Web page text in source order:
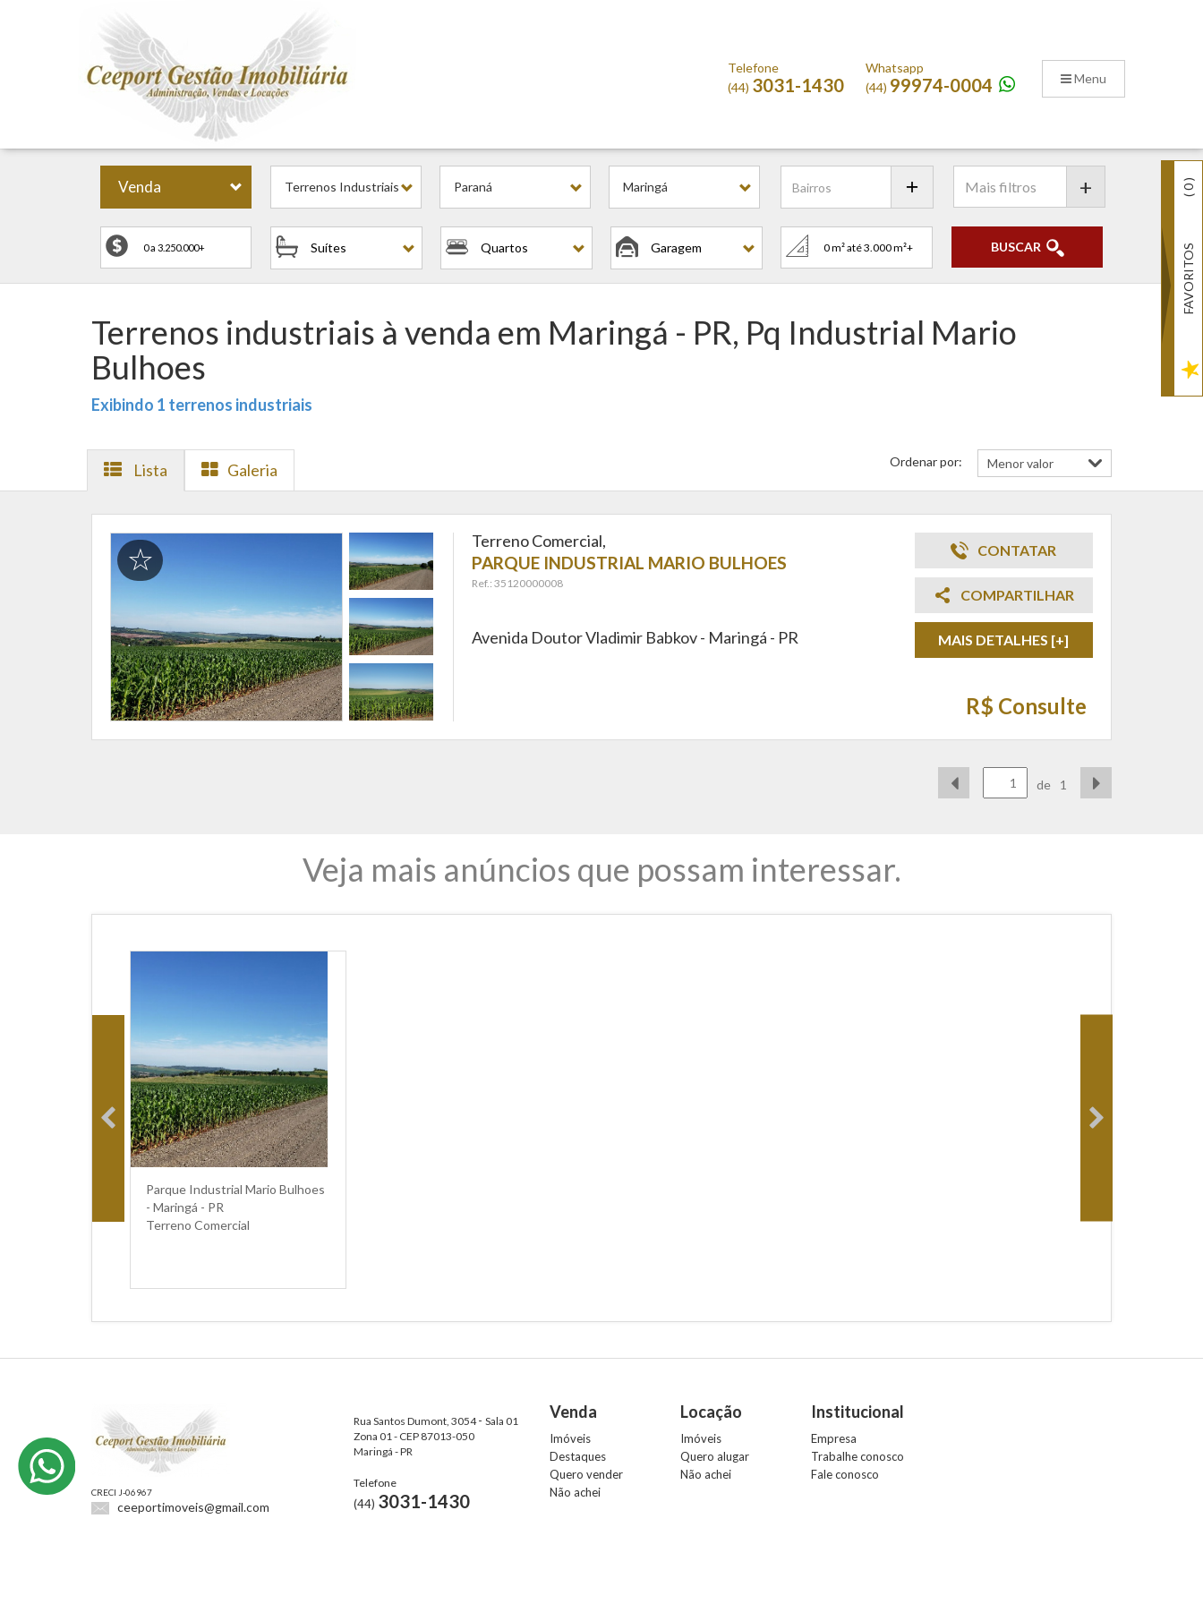
Menu
Telefone
(44) 3031-1430
Whatsapp
(44) 99974-0004
Venda Terrenos Industriais Paraná Maringá
Suítes Quartos Garagem
+
BUSCAR
Terrenos industriais à venda em Maringá - PR, Pq Industrial Mario
Bulhoes
Exibindo 1 terrenos industriais
Lista Galeria Ordenar por:
Terreno Comercial,
PARQUE INDUSTRIAL MARIO BULHOES
Ref.: 35120000008
Avenida Doutor Vladimir Babkov - Maringá - PR
CONTATAR
COMPARTILHAR
MAIS DETALHES [+]
R$ Consulte
de 1
Veja mais anúncios que possam interessar.
Parque Industrial Mario Bulhoes
- Maringá - PR
Terreno Comercial
FAVORITOS
(
0
)
CRECI J-06967
ceeportimoveis@gmail.com
Rua Santos Dumont, 3054- Sala 01
Zona 01 - CEP 87013-050
Maringá - PR
Telefone
(44) 3031-1430
Venda
Imóveis
Destaques
Quero vender
Não achei
Locação
Imóveis
Quero alugar
Não achei
Institucional
Empresa
Trabalhe conosco
Fale conosco